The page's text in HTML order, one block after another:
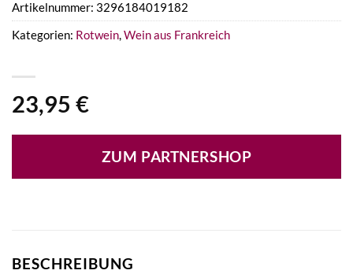
23,95 €
ZUM PARTNERSHOP
Artikelnummer: 3296184019182
Kategorien: Rotwein,Wein aus Frankreich
BESCHREIBUNG